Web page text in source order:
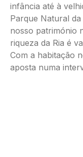
infância até à
Parque Natural
nosso património
riqueza da Ria é
Com a habitação
aposta numa